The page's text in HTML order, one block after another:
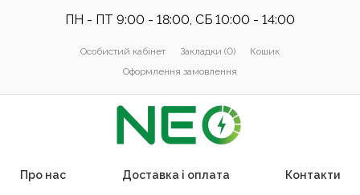
ПН - ПТ 9:00 - 18:00, СБ 10:00 - 14:00
Особистий кабінет Закладки (0)
Кошик
Оформлення замовлення
Про нас Доставка і оплата Контакти